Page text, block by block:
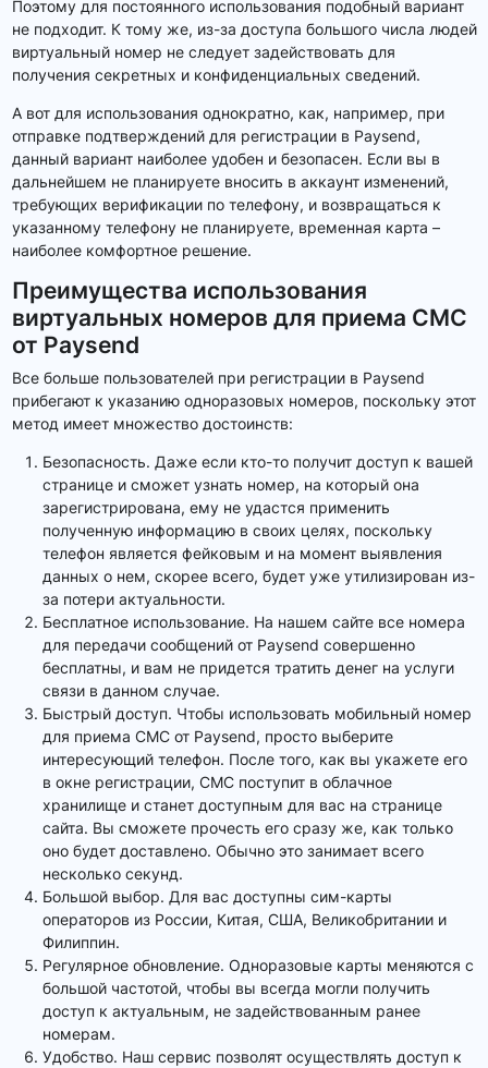
Поэтому для постоянного использования подобный вариант
не подходит. К тому же, из-за доступа большого числа людей
виртуальный номер не следует задействовать для
получения секретных и конфиденциальных сведений.
А вот для использования однократно, как, например, при
отправке подтверждений для регистрации в Paysend,
данный вариант наиболее удобен и безопасен. Если вы в
дальнейшем не планируете вносить в аккаунт изменений,
требующих верификации по телефону, и возвращаться к
указанному телефону не планируете, временная карта –
наиболее комфортное решение.
Преимущества использования
виртуальных номеров для приема СМС
от Paysend
Все больше пользователей при регистрации в Paysend
прибегают к указанию одноразовых номеров, поскольку этот
метод имеет множество достоинств:
Безопасность. Даже если кто-то получит доступ к вашей
странице и сможет узнать номер, на который она
зарегистрирована, ему не удастся применить
полученную информацию в своих целях, поскольку
телефон является фейковым и на момент выявления
данных о нем, скорее всего, будет уже утилизирован из-
за потери актуальности.
Бесплатное использование. На нашем сайте все номера
для передачи сообщений от Paysend совершенно
бесплатны, и вам не придется тратить денег на услуги
связи в данном случае.
Быстрый доступ. Чтобы использовать мобильный номер
для приема СМС от Paysend, просто выберите
интересующий телефон. После того, как вы укажете его
в окне регистрации, СМС поступит в облачное
хранилище и станет доступным для вас на странице
сайта. Вы сможете прочесть его сразу же, как только
оно будет доставлено. Обычно это занимает всего
несколько секунд.
Большой выбор. Для вас доступны сим-карты
операторов из России, Китая, США, Великобритании и
Филиппин.
Регулярное обновление. Одноразовые карты меняются с
большой частотой, чтобы вы всегда могли получить
доступ к актуальным, не задействованным ранее
номерам.
Удобство. Наш сервис позволят осуществлять доступ к